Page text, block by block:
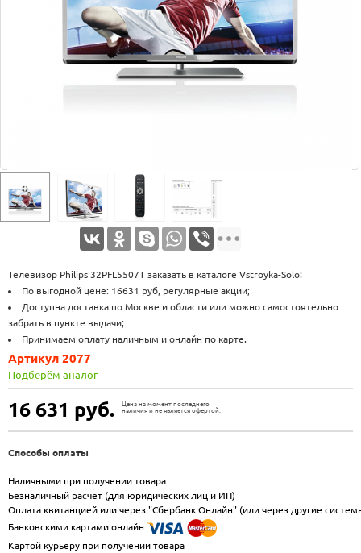
Телевизор Philips 32PFL5507T заказать в каталоге Vstroyka-Solo:
По выгодной цене: 16631 руб, регулярные акции;
Доступна доставка по Москве и области или можно самостоятельно
забрать в пункте выдачи;
Принимаем оплату наличным и онлайн по карте.
16 631 руб.
Цена на момент последнего
наличия и не является офертой.
Артикул 2077
Подберём аналог
Способы оплаты
Наличными при получении товара
Безналичный расчет (для юридических лиц и ИП)
Оплата квитанцией или через "Сбербанк Онлайн" (или через другие
Банковскими картами онлайн
Картой курьеру при получении товара